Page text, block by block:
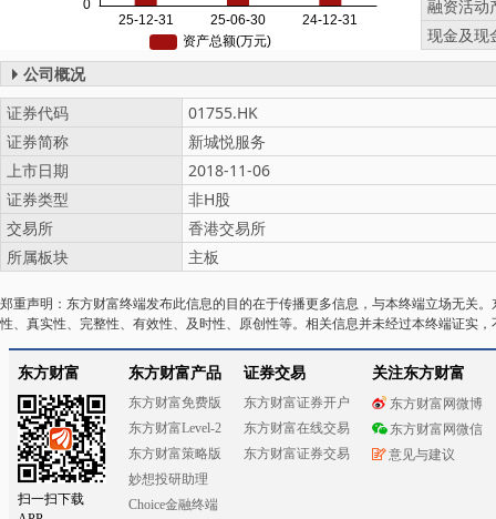
融资活动
现金及现
公司概况
证券代码
01755.HK
证券简称
新城悦服务
上市日期
2018-11-06
证券类型
非H股
交易所
香港交易所
所属板块
主板
郑重声明：东方财富终端发布此信息的目的在于传播更多信息，与本终端立场无关
性、真实性、完整性、有效性、及时性、原创性等。相关信息并未经过本终端证实